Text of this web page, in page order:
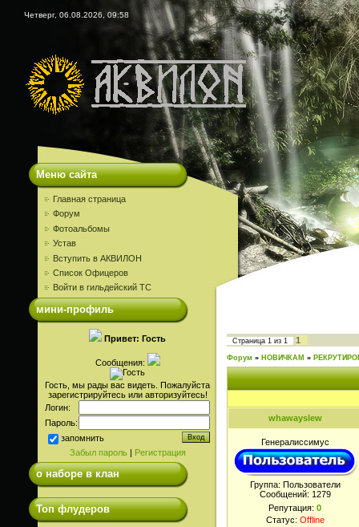
Четверг, 06.08.2026, 09:58
Меню сайта
Главная страница
Форум
Фотоальбомы
Устав
Вступить в АКВИЛОН
Список Офицеров
Войти в гильдейский ТС
мини-профиль
Привет: Гость
Сообщения:
Гость, мы рады вас видеть. Пожалуйста
зарегистрируйтесь или авторизуйтесь!
Логин:
Пароль:
запомнить
Забыл пароль| Регистрация
о наборе в клан
Топ флудеров
Страница 1 из 1 1
Форум » НОВИЧКАМ »
whawayslew
Генералиссимус
Группа: Пользователи
Сообщений: 1279
Репутация: 0
Статус: Offline